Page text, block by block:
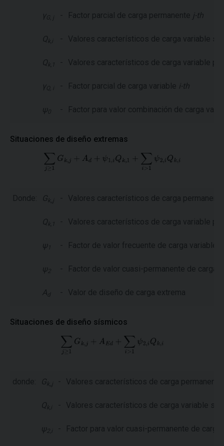
γ G, j - Factor parcial de carga permanente j-th
Qk,i - Valores característicos de carga variable
Qk,1 - Valores característicos de carga variable
γ - Factor parcial de carga variable i-th
ψ - Factor para valor combinación de carga
Situaciones de diseño extremas
Donde: Gk,,j - Valores característicos de carga
Qk,1 - Valores característicos de carga variable
ψ 1 - Factor de valor frecuente de carga variable
ψ2 - Factor de valor cuasi-permanente de carga
A d - Valor de diseño de carga extrema
Situaciones de diseño sísmicos
donde: Gk,,j - Valores característicos de carga permanente
Qk,i - Valores característicos de carga variable
ψ - Factor para valor cuasi-permanente de carga